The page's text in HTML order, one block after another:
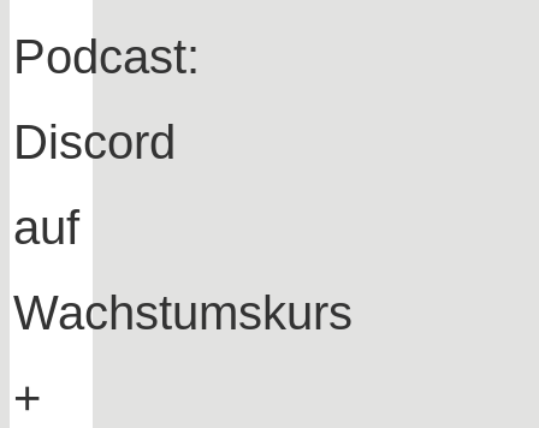
Podcast:
Discord
auf
Wachstumskurs
+